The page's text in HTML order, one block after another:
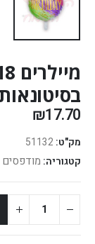
בסיטונאות
₪17.70
מק"ט: 51132
קטגוריה: מודפסים